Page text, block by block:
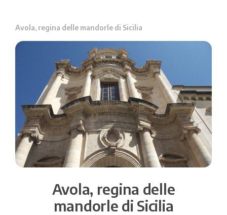
Avola, regina delle mandorle di Sicilia
Avola, regina delle
mandorle di Sicilia